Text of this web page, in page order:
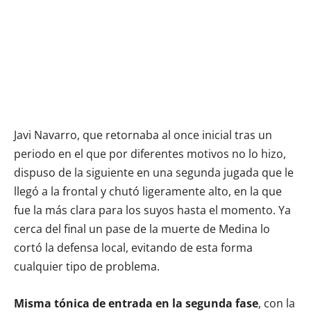
Javi Navarro, que retornaba al once inicial tras un
periodo en el que por diferentes motivos no lo hizo,
dispuso de la siguiente en una segunda jugada que le
llegó a la frontal y chutó ligeramente alto, en la que
fue la más clara para los suyos hasta el momento. Ya
cerca del final un pase de la muerte de Medina lo
cortó la defensa local, evitando de esta forma
cualquier tipo de problema.
Misma tónica de entrada en la segunda fase, con la